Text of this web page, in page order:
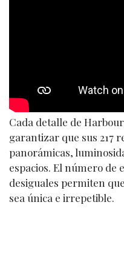
Cada detalle de
garantizar que sus 217
panorámicas,
espacios. El número de
desiguales permiten
sea única e irrepetible.